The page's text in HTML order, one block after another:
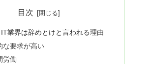
目次
業界は辞めとけと言われる理由
な要求が高い
労働